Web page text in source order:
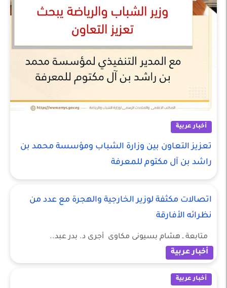
أخبار عربية
تعزيز التعاون بين وزارة الشباب ومؤسسة محمد بن
راشد بن آل مكتوم للمعرفة
اتصالات مكثفة لوزير الخارجية والهجرة مع عدد من
نظرائه الأفارقة
متابعة ـ هشام بسيونى مكاوى أجرى د. بدر عبد..
أخبار عربية
أخبار عربية